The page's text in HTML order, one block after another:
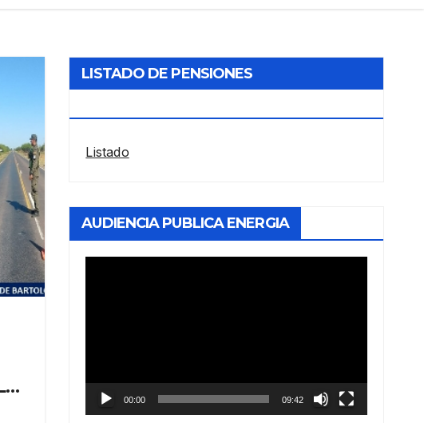
LISTADO DE PENSIONES
Listado
AUDIENCIA PUBLICA ENERGIA
00:00 09:42